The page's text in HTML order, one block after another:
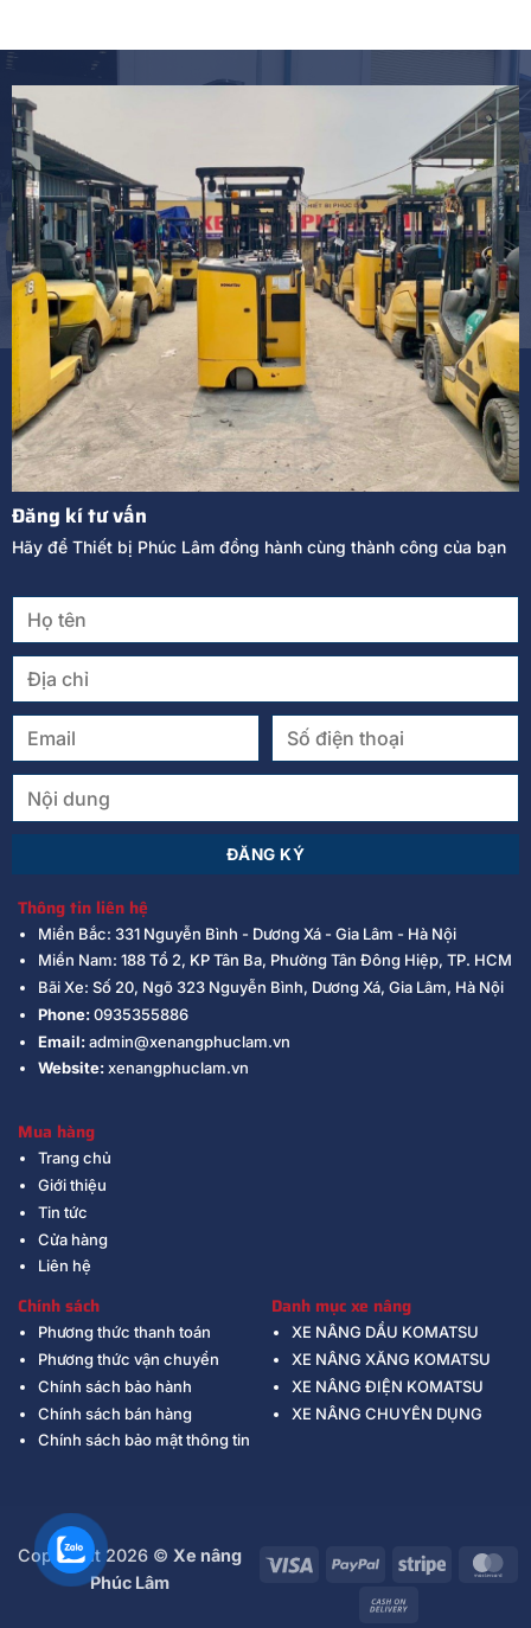
Đăng kí tư vấn
Hãy để Thiết bị Phúc Lâm đồng hành cùng thành công của bạn
Thông tin liên hệ
Miền Bắc: 331 Nguyễn Bình - Dương Xá - Gia Lâm - Hà Nội
Miền Nam: 188 Tổ 2, KP Tân Ba, Phường Tân Đông Hiệp, TP. HCM
Bãi Xe: Số 20, Ngõ 323 Nguyễn Bình, Dương Xá, Gia Lâm, Hà Nội
Phone:0935355886
Email:admin@xenangphuclam.vn
Website:xenangphuclam.vn
Mua hàng
Trang chủ
Giới thiệu
Tin tức
Cửa hàng
Liên hệ
Chính sách
Phương thức thanh toán
Phương thức vận chuyển
Chính sách bảo hành
Chính sách bán hàng
Chính sách bảo mật thông tin
Danh mục xe nâng
XE NÂNG DẦU KOMATSU
XE NÂNG XĂNG KOMATSU
XE NÂNG ĐIỆN KOMATSU
XE NÂNG CHUYÊN DỤNG
Visa PayPal Stripe
Copyright 2026 © Xe nâng
Phúc Lâm